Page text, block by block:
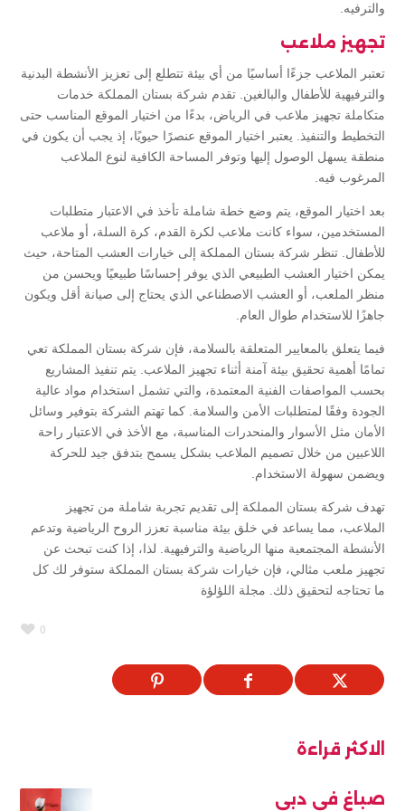
والترفيه.
تجهيز ملاعب
تعتبر الملاعب جزءًا أساسيًا من أي بيئة تتطلع إلى تعزيز الأنشطة البدنية
والترفيهية للأطفال والبالغين. تقدم شركة بستان المملكة خدمات
متكاملة تجهيز ملاعب في الرياض، بدءًا من اختيار الموقع المناسب حتى
التخطيط والتنفيذ. يعتبر اختيار الموقع عنصرًا حيويًا، إذ يجب أن يكون في
منطقة يسهل الوصول إليها وتوفر المساحة الكافية لنوع الملاعب
المرغوب فيه.
بعد اختيار الموقع، يتم وضع خطة شاملة تأخذ في الاعتبار متطلبات
المستخدمين، سواء كانت ملاعب لكرة القدم، كرة السلة، أو ملاعب
للأطفال. تنظر شركة بستان المملكة إلى خيارات العشب المتاحة، حيث
يمكن اختيار العشب الطبيعي الذي يوفر إحساسًا طبيعيًا ويحسن من
منظر الملعب، أو العشب الاصطناعي الذي يحتاج إلى صيانة أقل ويكون
جاهزًا للاستخدام طوال العام.
فيما يتعلق بالمعايير المتعلقة بالسلامة، فإن شركة بستان المملكة تعي
تمامًا أهمية تحقيق بيئة آمنة أثناء تجهيز الملاعب. يتم تنفيذ المشاريع
بحسب المواصفات الفنية المعتمدة، والتي تشمل استخدام مواد عالية
الجودة وفقًا لمتطلبات الأمن والسلامة. كما تهتم الشركة بتوفير وسائل
الأمان مثل الأسوار والمنحدرات المناسبة، مع الأخذ في الاعتبار راحة
اللاعبين من خلال تصميم الملاعب بشكل يسمح بتدفق جيد للحركة
ويضمن سهولة الاستخدام.
تهدف شركة بستان المملكة إلى تقديم تجربة شاملة من تجهيز
الملاعب، مما يساعد في خلق بيئة مناسبة تعزز الروح الرياضية وتدعم
الأنشطة المجتمعية منها الرياضية والترفيهية. لذا، إذا كنت تبحث عن
تجهيز ملعب مثالي، فإن خيارات شركة بستان المملكة ستوفر لك كل
ما تحتاجه لتحقيق ذلك. مجلة اللؤلؤة
0
الاكثر قراءة
صباغ في دبي